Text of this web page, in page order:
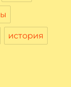
история